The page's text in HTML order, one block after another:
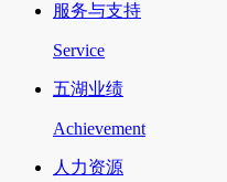
服务与支持
Service
五湖业绩
Achievement
人力资源